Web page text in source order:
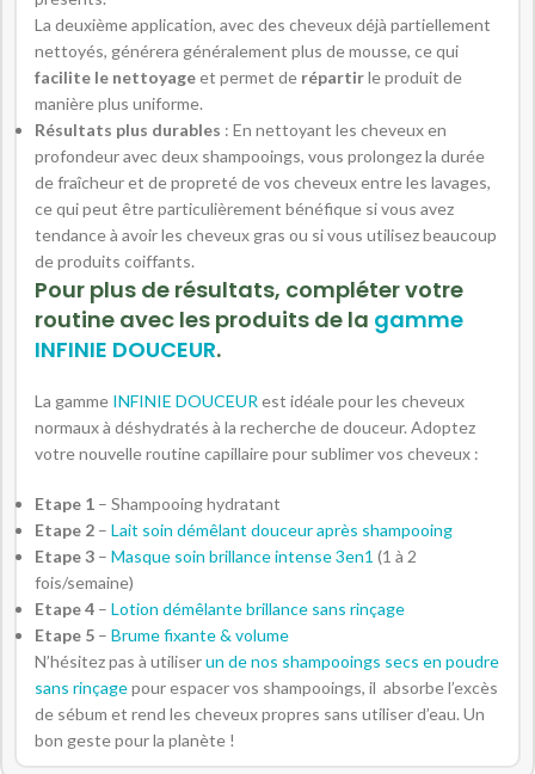
La deuxième application, avec des cheveux déjà partiellement
nettoyés, générera généralement plus de mousse, ce qui
facilite le nettoyageet permet de répartirle produit de
manière plus uniforme.
Résultats plus durables : En nettoyant les cheveux en
profondeur avec deux shampooings, vous prolongez la durée
de fraîcheur et de propreté de vos cheveux entre les lavages,
ce qui peut être particulièrement bénéfique si vous avez
tendance à avoir les cheveux gras ou si vous utilisez beaucoup
de produits coiffants.
Pour plus de résultats, compléter votre
routine avec les produits de la gamme
INFINIE DOUCEUR.
La gamme INFINIE DOUCEUR est idéale pour les cheveux
normaux à déshydratés à la recherche de douceur. Adoptez
votre nouvelle routine capillaire pour sublimer vos cheveux :
Etape 1 – Shampooing hydratant
Etape 2 – Lait soin démêlant douceur après shampooing
Etape 3 – Masque soin brillance intense 3en1 (1 à 2
fois/semaine)
Etape 4 – Lotion démêlante brillance sans rinçage
Etape 5 – Brume fixante & volume
N’hésitez pas à utiliserun de nos shampooings secs en poudre
sans rinçagepour espacer vos shampooings, il absorbe l’excès
de sébum et rend les cheveux propres sans utiliser d’eau. Un
bon geste pour la planète !